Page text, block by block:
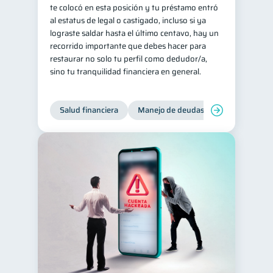
te colocó en esta posición y tu préstamo entró
al estatus de legal o castigado, incluso si ya
lograste saldar hasta el último centavo, hay un
recorrido importante que debes hacer para
restaurar no solo tu perfil como dedudor/a,
sino tu tranquilidad financiera en general.
Salud financiera Manejo de deudas